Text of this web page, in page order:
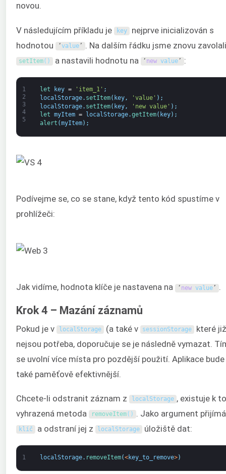
novou.
V následujícím příkladu je key nejprve inicializován s
hodnotou
‘value’ . Na dalším řádku jsme znovu zavolali
setItem( ) a nastavili hodnotu na ‘ new value ’ :
1
2
3
4
5
let key = 'item_1' ;
localStorage. setItem( key, 'value' ) ;
localStorage. setItem( key, 'new value' ) ;
let myItem = localStorage.getItem( key) ;
alert (myItem) ;
Podívejme se, co se stane, když tento kód spustíme v
prohlížeči:
Jak vidíme, hodnota klíče je nastavena na ‘ new value’ .
Krok 4 – Mazání záznamů
Pokud je v localStorage (a také v sessionStorage
které
nejsou potřeba, doporučuje se je následně vymazat.
se uvolní více místa pro pozdější použití. Aplikace bude
také paměťově efektivnější.
Chcete-li odstranit záznam z localStorage , existuje k
vyhrazená metoda
removeItem( ) . Jako argument přijímá
klíč a odstraní jej z localStorage úložiště dat:
1 localStorage. removeItem(<key_to_remove>)